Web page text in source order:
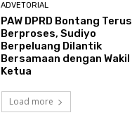
ADVETORIAL
PAW DPRD Bontang Terus
Berproses, Sudiyo
Berpeluang Dilantik
Bersamaan dengan Wakil
Ketua
Load more